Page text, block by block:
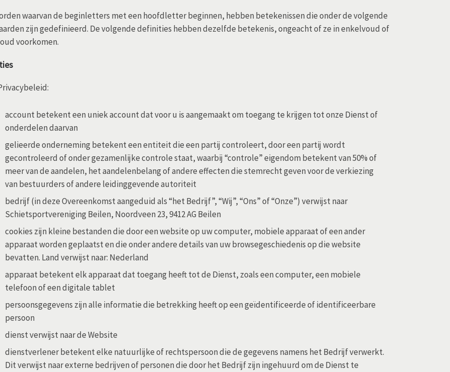
waarvan de beginletters met een hoofdletter beginnen, hebben betekenissen die onder de volgende
zijn gedefinieerd. De volgende definities hebben dezelfde betekenis, ongeacht of ze in enkelvoud of
voorkomen.
account betekent een uniek account dat voor u is aangemaakt om toegang te krijgen tot onze Dienst of
onderdelen daarvan
gelieerde onderneming betekent een entiteit die een partij controleert, door een partij wordt
gecontroleerd of onder gezamenlijke controle staat, waarbij “controle” eigendom betekent van 50% of
meer van de aandelen, het aandelenbelang of andere effecten die stemrecht geven voor de verkiezing
van bestuurders of andere leidinggevende autoriteit
bedrijf (in deze Overeenkomst aangeduid als “het Bedrijf”, “Wij”, “Ons” of “Onze”) verwijst naar
Schietsportvereniging Beilen, Noordveen 23, 9412 AG Beilen
cookies zijn kleine bestanden die door een website op uw computer, mobiele apparaat of een ander
apparaat worden geplaatst en die onder andere details van uw browsegeschiedenis op die website
bevatten. Land verwijst naar: Nederland
apparaat betekent elk apparaat dat toegang heeft tot de Dienst, zoals een computer, een mobiele
telefoon of een digitale tablet
persoonsgegevens zijn alle informatie die betrekking heeft op een geïdentificeerde of identificeerbare
persoon
dienst verwijst naar de Website
dienstverlener betekent elke natuurlijke of rechtspersoon die de gegevens namens het Bedrijf verwerkt.
Dit verwijst naar externe bedrijven of personen die door het Bedrijf zijn ingehuurd om de Dienst te